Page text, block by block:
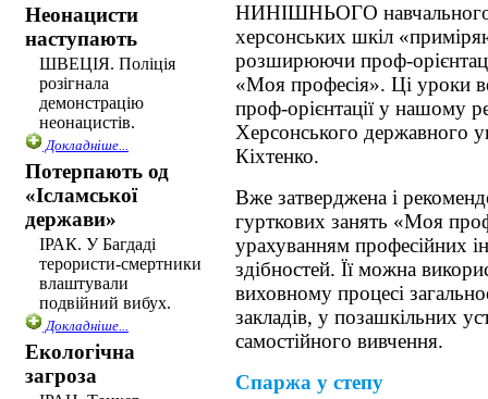
Неонацисти
наступають
ШВЕЦІЯ. Поліція
розігнала
демонстрацію
неонацистів.
Докладніше...
Потерпають од
«Ісламської
держави»
ІРАК. У Багдаді
терористи-смертники
влаштували
подвійний вибух.
Докладніше...
Екологічна
загроза
НИНІШНЬОГО навчального
херсонських шкіл
розширюючи проф-
«Моя професія». Ці уроки
проф-орієнтації у нашому
Херсонського державного
Кіхтенко.
Вже затверджена і
гурткових занять «Моя
урахуванням професійних
здібностей. Її можна
виховному процесі
закладів, у позашкільних
самостійного вивчення.
Спаржа у cтепу